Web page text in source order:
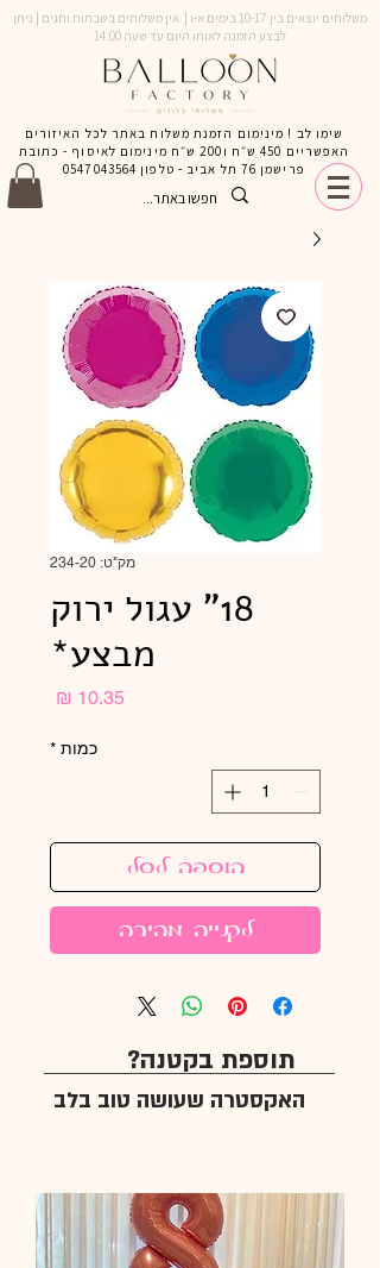
משלוחים יוצאים בין 10-17 בימים א-ו | אין משלוחים בשבתות וחגים | ניתן
לבצע הזמנה לאותו היום עד שעה 14:00
שימו לב ! מינימום הזמנת משלוח באתר לכל האיזורים
האפשריים 450 ש״ח ו200 ש״ח מינימום לאיסוף - כתובת
פרישמן 76 תל אביב - טלפון
0547043564
מק"ט: 234-20
18" עגול ירוק
מבצע*
כמות *
הוספה לסל
לקנייה מהירה
תוספת בקטנה?
האקסטרה שעושה טוב בלב